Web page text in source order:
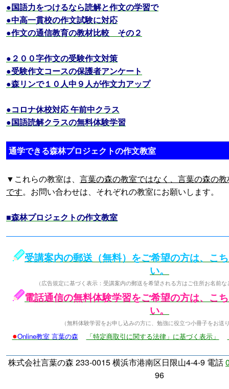
●国語力をつけるなら読解と作文の学習で
●中高一貫校の作文試験に対応
●作文の通信教育の教材比較 その２
●２００字作文の受験作文対策
●受験作文コースの保護者アンケート
●森リンで１０人中９人が作文力アップ
●コロナ休校対応 午前中クラス
●国語読解クラスの無料体験学習
通学できる森林プロジェクトの作文教室
▼これらの教室は、 言葉の森の教室ではなく、言葉の森の
です。お問い合わせは、それぞれの教室にお願いします。
■森林プロジェクトの作文教室
受講案内の郵送（無料）をご希望の方は、こ
い。
（広告規定に基づく表示：受講案内の郵送を希望される方はご住所お名前
電話通信の無料体験学習をご希望の方は、こ
い。
（無料体験学習をお申し込みの方に、勉強に役立つ小冊子をお送
●Online教室 言葉の森 「特定商取引に関する法律」に基づく表示」
株式会社言葉の森 233-0015 横浜市港南区日限山4-4-9 電話
96